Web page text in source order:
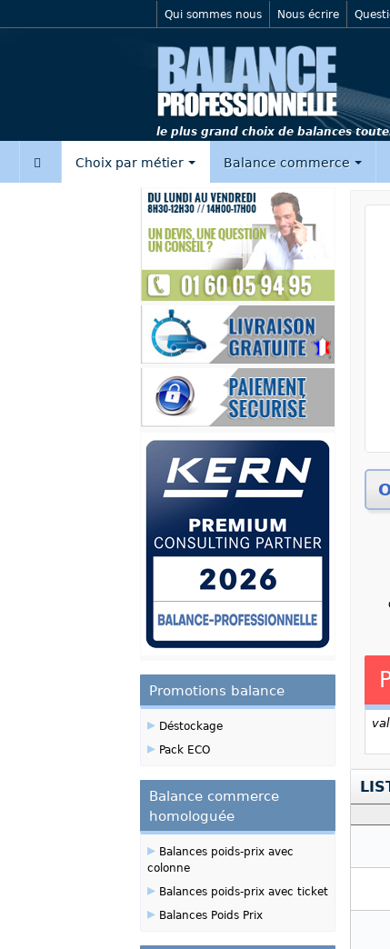
le plus grand choix de balances
Qui sommes nous Nous écrire
Choix par métier Balance commerce
Zoom
Promotions balance
▸Déstockage
▸Pack ECO
Balance commerce
homologuée
▸Balances poids-prix avec
colonne
▸Balances poids-prix avec ticket
▸Balances Poids Prix